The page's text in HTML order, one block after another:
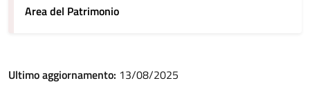
Area del Patrimonio
Ultimo aggiornamento: 13/08/2025